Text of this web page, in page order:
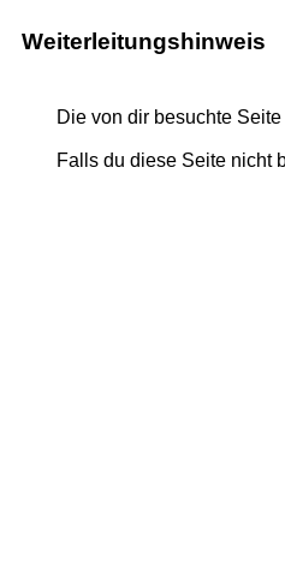
Weiterleitungshinweis
Die von dir besuchte
Falls du diese Seite nicht